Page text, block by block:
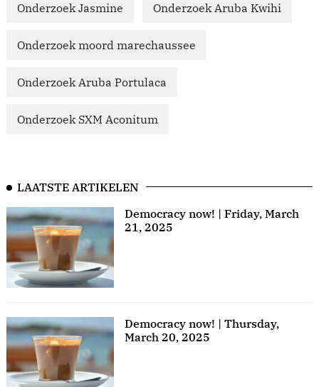
Onderzoek Jasmine Onderzoek Aruba Kwihi
Onderzoek moord marechaussee
Onderzoek Aruba Portulaca
Onderzoek SXM Aconitum
LAATSTE ARTIKELEN
Democracy now! | Friday, March
21, 2025
Democracy now! | Thursday,
March 20, 2025